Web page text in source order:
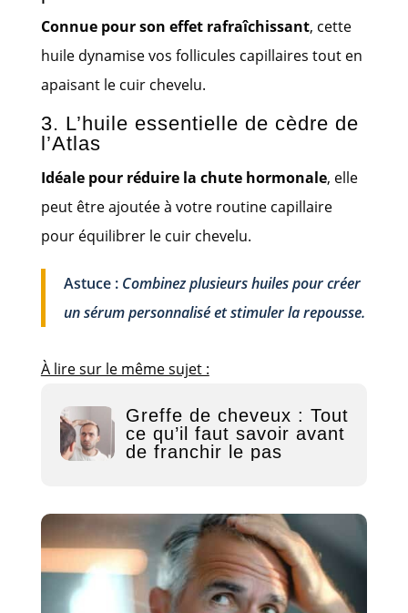
Connue pour son effet rafraîchissant, cette
huile dynamise vos follicules capillaires tout en
apaisant le cuir chevelu.
3. L’huile essentielle de cèdre de
l’Atlas
Idéale pour réduire la chute hormonale, elle
peut être ajoutée à votre routine capillaire
pour équilibrer le cuir chevelu.
Astuce : Combinez plusieurs huiles pour créer
un sérum personnalisé et stimuler la repousse.
À lire sur le même sujet :
Greffe de cheveux : Tout
ce qu’il faut savoir avant
de franchir le pas